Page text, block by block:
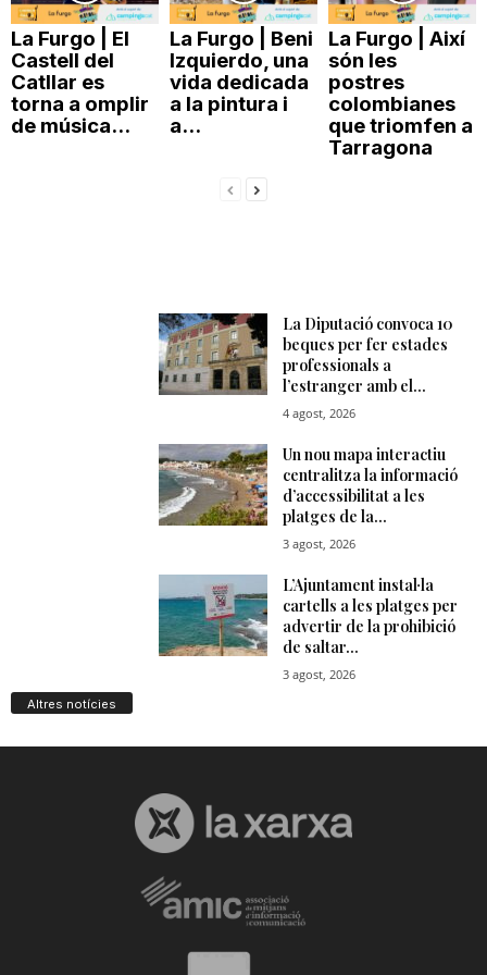
La Furgo | El
Castell del
Catllar es
torna a omplir
de música...
La Furgo | Beni
Izquierdo, una
vida dedicada
a la pintura i
a...
La Furgo | Així
són les
postres
colombianes
que triomfen a
Tarragona
Altres notícies